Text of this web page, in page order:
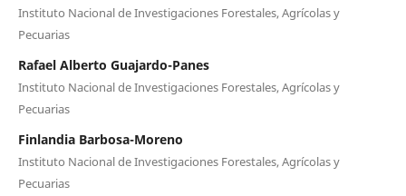
Instituto Nacional de Investigaciones Forestales, Agrícolas y
Pecuarias
Rafael Alberto Guajardo-Panes
Instituto Nacional de Investigaciones Forestales, Agrícolas y
Pecuarias
Finlandia Barbosa-Moreno
Instituto Nacional de Investigaciones Forestales, Agrícolas y
Pecuarias